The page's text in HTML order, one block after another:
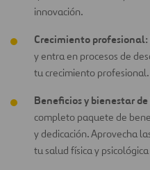
innovación.
Crecimiento profesional:
y entra en procesos de
tu crecimiento profesional.
Beneficios y bienestar
completo paquete de
y dedicación. Aprovecha
tu salud física y